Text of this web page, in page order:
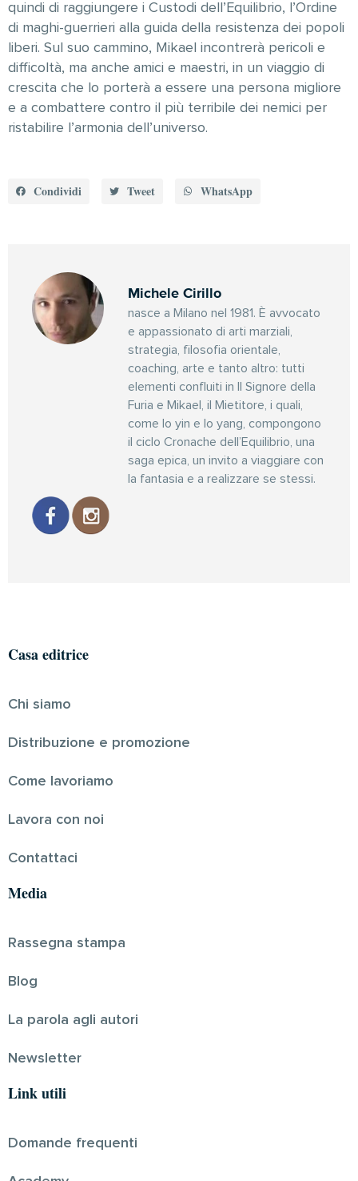
quindi di raggiungere i Custodi dell’Equilibrio, l’Ordine
di maghi-guerrieri alla guida della resistenza dei popoli
liberi. Sul suo cammino, Mikael incontrerà pericoli e
difficoltà, ma anche amici e maestri, in un viaggio di
crescita che lo porterà a essere una persona migliore
e a combattere contro il più terribile dei nemici per
ristabilire l’armonia dell’universo.
Condividi Tweet WhatsApp
Michele Cirillo
nasce a Milano nel 1981. È avvocato
e appassionato di arti marziali,
strategia, filosofia orientale,
coaching, arte e tanto altro: tutti
elementi confluiti in Il Signore della
Furia e Mikael, il Mietitore, i quali,
come lo yin e lo yang, compongono
il ciclo Cronache dell’Equilibrio, una
saga epica, un invito a viaggiare con
la fantasia e a realizzare se stessi.
Casa editrice
Chi siamo
Distribuzione e promozione
Come lavoriamo
Lavora con noi
Contattaci
Media
Rassegna stampa
Blog
La parola agli autori
Newsletter
Link utili
Domande frequenti